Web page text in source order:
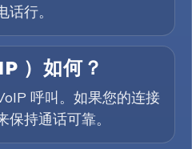
行。
）如何？
呼叫。如果您的连接
持通话可靠。